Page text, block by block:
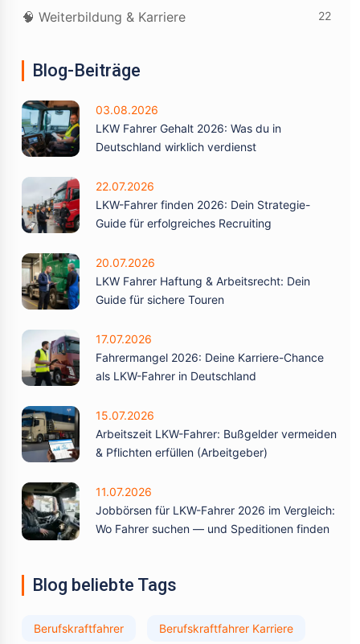
🧠 Weiterbildung & Karriere 22
Blog-Beiträge
03.08.2026
LKW Fahrer Gehalt 2026: Was du in
Deutschland wirklich verdienst
22.07.2026
LKW-Fahrer finden 2026: Dein Strategie-
Guide für erfolgreiches Recruiting
20.07.2026
LKW Fahrer Haftung & Arbeitsrecht: Dein
Guide für sichere Touren
17.07.2026
Fahrermangel 2026: Deine Karriere-Chance
als LKW-Fahrer in Deutschland
15.07.2026
Arbeitszeit LKW-Fahrer: Bußgelder vermeiden
& Pflichten erfüllen (Arbeitgeber)
11.07.2026
Jobbörsen für LKW-Fahrer 2026 im Vergleich:
Wo Fahrer suchen — und Speditionen finden
Blog beliebte Tags
Berufskraftfahrer Berufskraftfahrer Karriere